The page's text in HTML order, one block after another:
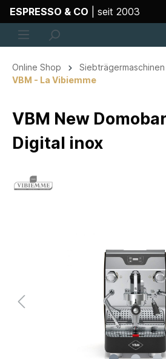
ESPRESSO & CO | seit 2003
Online Shop
Siebträgermaschinen
VBM - La Vibiemme
VBM New
Digital inox